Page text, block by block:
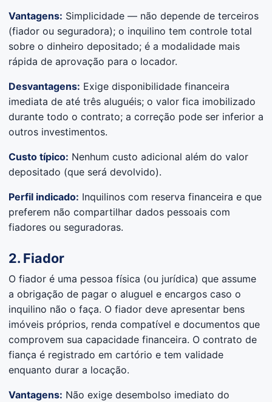
Vantagens: Simplicidade — não depende de terceiros
(fiador ou seguradora); o inquilino tem controle total
sobre o dinheiro depositado; é a modalidade mais
rápida de aprovação para o locador.
Desvantagens: Exige disponibilidade financeira
imediata de até três aluguéis; o valor fica imobilizado
durante todo o contrato; a correção pode ser inferior a
outros investimentos.
Custo típico: Nenhum custo adicional além do valor
depositado (que será devolvido).
Perfil indicado: Inquilinos com reserva financeira e que
preferem não compartilhar dados pessoais com
fiadores ou seguradoras.
2. Fiador
O fiador é uma pessoa física (ou jurídica) que assume
a obrigação de pagar o aluguel e encargos caso o
inquilino não o faça. O fiador deve apresentar bens
imóveis próprios, renda compatível e documentos que
comprovem sua capacidade financeira. O contrato de
fiança é registrado em cartório e tem validade
enquanto durar a locação.
Vantagens: Não exige desembolso imediato do